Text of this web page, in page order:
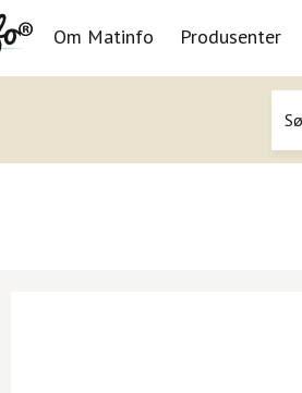
Om Matinfo Produsenter